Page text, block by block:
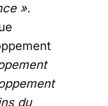
».
du